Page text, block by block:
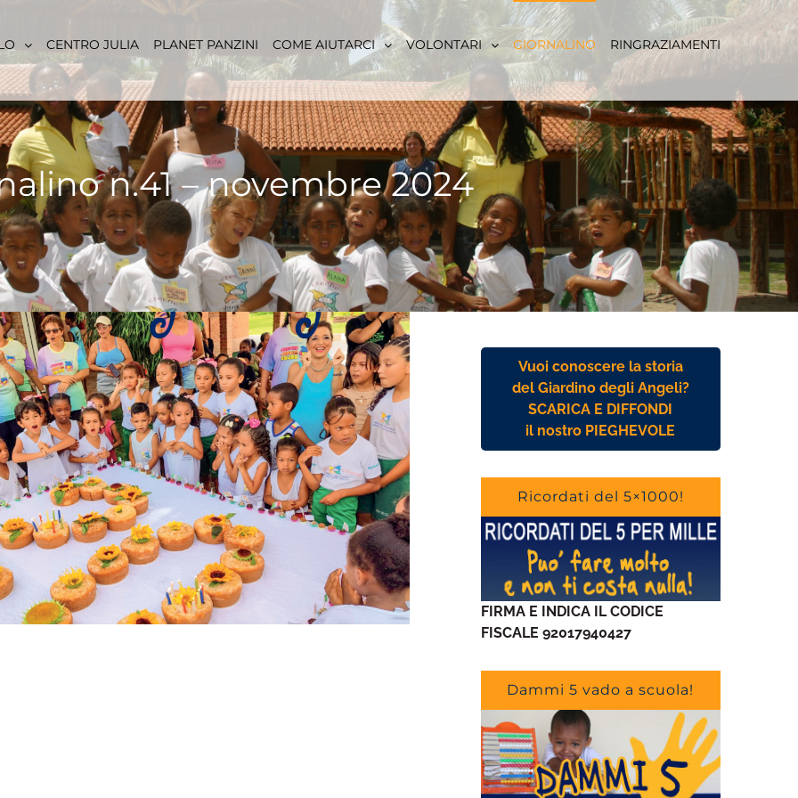
CENTRO JULIA PLANET PANZINI COME AIUTARCI VOLONTARI GIORNALINO RINGRAZIAMENTI
n.41 – novembre 2024
Vuoi conoscere la storia
del Giardino degli Angeli?
SCARICA E DIFFONDI
il nostro PIEGHEVOLE
Ricordati del 5×1000!
FIRMA E INDICA IL CODICE
FISCALE 92017940427
Dammi 5 vado a scuola!